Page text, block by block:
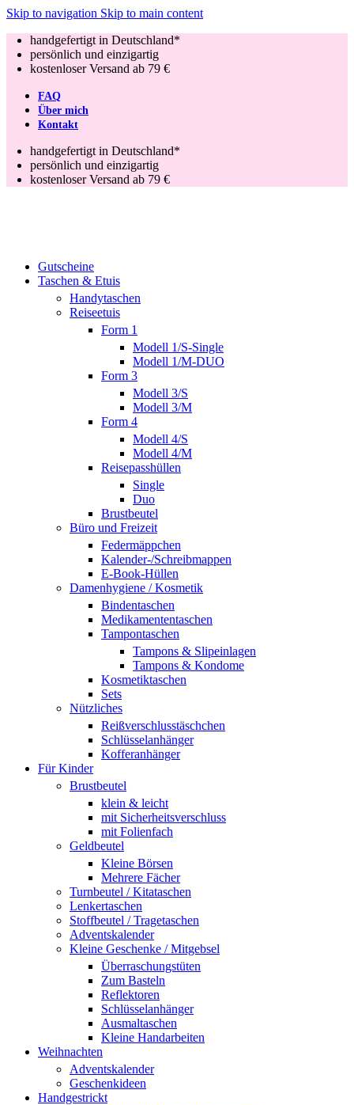
Skip to navigation Skip to main content
handgefertigt in Deutschland*
persönlich und einzigartig
kostenloser Versand ab 79 €
FAQ
Über mich
Kontakt
handgefertigt in Deutschland*
persönlich und einzigartig
kostenloser Versand ab 79 €
Gutscheine
Taschen & Etuis
Handytaschen
Reiseetuis
Form 1
Modell 1/S-Single
Modell 1/M-DUO
Form 3
Modell 3/S
Modell 3/M
Form 4
Modell 4/S
Modell 4/M
Reisepasshüllen
Single
Duo
Brustbeutel
Büro und Freizeit
Federmäppchen
Kalender-/Schreibmappen
E-Book-Hüllen
Damenhygiene / Kosmetik
Bindentaschen
Medikamententaschen
Tampontaschen
Tampons & Slipeinlagen
Tampons & Kondome
Kosmetiktaschen
Sets
Nützliches
Reißverschlusstäschchen
Schlüsselanhänger
Kofferanhänger
Für Kinder
Brustbeutel
klein & leicht
mit Sicherheitsverschluss
mit Folienfach
Geldbeutel
Kleine Börsen
Mehrere Fächer
Turnbeutel / Kitataschen
Lenkertaschen
Stoffbeutel / Tragetaschen
Adventskalender
Kleine Geschenke / Mitgebsel
Überraschungstüten
Zum Basteln
Reflektoren
Schlüsselanhänger
Ausmaltaschen
Kleine Handarbeiten
Weihnachten
Adventskalender
Geschenkideen
Handgestrickt